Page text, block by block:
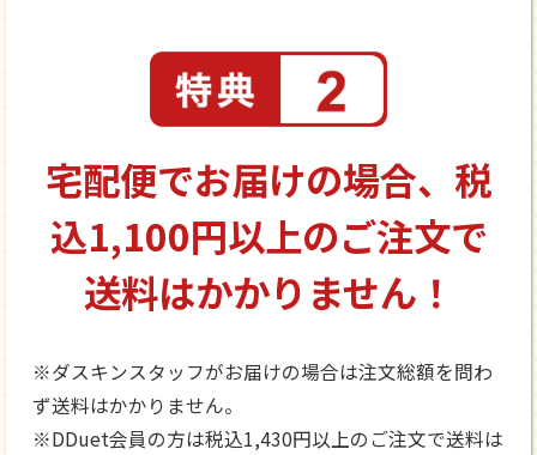
宅配便でお届けの場合、 税
込1,100円以上のご注文で
送料はかかりません！
※ダスキンスタッフがお届けの場合は注文総額を問わ
ず送料はかかりません。
※DDuet会員の方は税込1,430円以上のご注文で送料は